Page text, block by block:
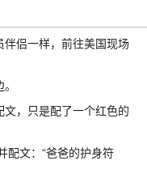
侣一样，前往美国现场
，只是配了一个红色的
配文：“爸爸的护身符